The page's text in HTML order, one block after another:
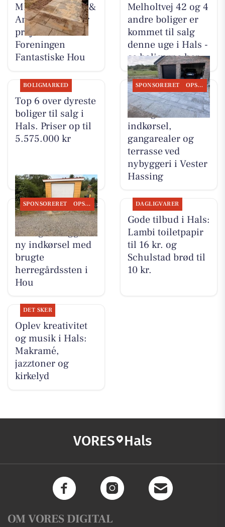
MB Entreprenør &
Anlæg færdiggør
projekt for
Foreningen
Fantastiske Hou
Melholtvej 42 og 4
andre boliger er
kommet til salg
denne uge i Hals -
se boligerne her.
BOLIGMARKED
Top 6 over dyreste
boliger til salg i
Hals. Priser op til
5.575.000 kr
SPONSORERET OPSLAGSTAVLEN
MB Entreprenør &
Anlæg har udført
indkørsel,
gangarealer og
terrasse ved
nybyggeri i Vester
Hassing
SPONSORERET OPSLAGSTAVLEN
MB Entreprenør &
Anlæg anlægger
ny indkørsel med
brugte
herregårdssten i
Hou
DAGLIGVARER
Gode tilbud i Hals:
Lambi toiletpapir
til 16 kr. og
Schulstad brød til
10 kr.
DET SKER
Oplev kreativitet
og musik i Hals:
Makramé,
jazztoner og
kirkelyd
VORES Hals
OM VORES DIGITAL